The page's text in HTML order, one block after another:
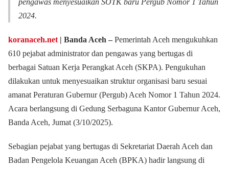
pengawas menyesuaikan SOTK baru Pergub Nomor 1 Tahun
2024.
koranaceh.net | Banda Aceh – Pemerintah Aceh mengukuhkan
610 pejabat administrator dan pengawas yang bertugas di
berbagai Satuan Kerja Perangkat Aceh (SKPA). Pengukuhan
dilakukan untuk menyesuaikan struktur organisasi baru sesuai
amanat Peraturan Gubernur (Pergub) Aceh Nomor 1 Tahun 2024.
Acara berlangsung di Gedung Serbaguna Kantor Gubernur Aceh,
Banda Aceh, Jumat (3/10/2025).
Sebagian pejabat yang bertugas di Sekretariat Daerah Aceh dan
Badan Pengelola Keuangan Aceh (BPKA) hadir langsung di